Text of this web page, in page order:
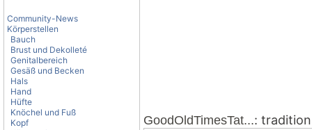
Community-News
Körperstellen
Bauch
Brust und Dekolleté
Genitalbereich
Gesäß und Becken
Hals
Hand
Hüfte
Knöchel und Fuß
Kopf
GoodOldTimesTat...: